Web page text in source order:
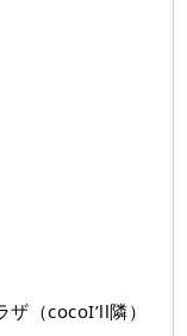
（cocoI’ll隣）